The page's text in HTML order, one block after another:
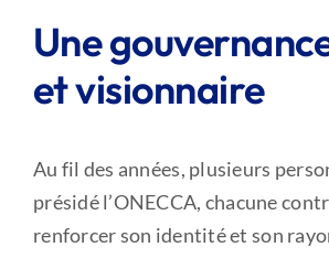
Une
et visionnaire
Au fil des années, plusieurs
présidé l’ONECCA, chacune
renforcer son identité et son